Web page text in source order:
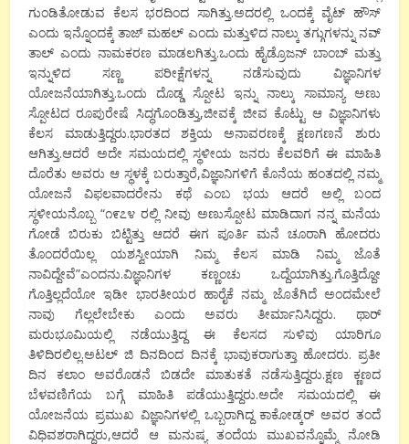
ಗುಂಡಿತೋಡುವ ಕೆಲಸ ಭರದಿಂದ ಸಾಗಿತ್ತು.ಅದರಲ್ಲಿ ಒಂದಕ್ಕೆ ವೈಟ್ ಹೌಸ್
ಎಂದು ಇನ್ನೊಂದಕ್ಕೆ ತಾಜ್ ಮಹಲ್ ಎಂದು ಮತ್ತುಳಿದ ನಾಲ್ಕು ತಗ್ಗುಗಳನ್ನು ನವ್
ತಾಲ್ ಎಂದು ನಾಮಕರಣ ಮಾಡಲಗಿತ್ತು.ಒಂದು ಹೈಡ್ರೊಜನ್ ಬಾಂಬ್ ಮತ್ತು
ಇನ್ನುಳಿದ ಸಣ್ಣ ಪರೀಕ್ಷೆಗಳನ್ನ ನಡೆಸುವುದು ವಿಜ್ಞಾನಿಗಳ
ಯೋಜನೆಯಾಗಿತ್ತು.ಒಂದು ದೊಡ್ಡ ಸ್ಪೋಟ ಇನ್ನು ನಾಲ್ಕು ಸಾಮಾನ್ಯ ಅಣು
ಸ್ಪೋಟದ ರೂಪುರೇಷೆ ಸಿದ್ಧಗೊಂಡಿತ್ತು,ಜೀವಕ್ಕೆ ಜೀವ ಕೊಟ್ಟು ಆ ವಿಜ್ಞಾನಿಗಳು
ಕೆಲಸ ಮಾಡುತ್ತಿದ್ದರು.ಭಾರತದ ಶಕ್ತಿಯ ಅನಾವರಣಕ್ಕೆ ಕ್ಷಣಗಣನೆ ಶುರು
ಆಗಿತ್ತು.ಆದರೆ ಅದೇ ಸಮಯದಲ್ಲಿ ಸ್ಥಳೀಯ ಜನರು ಕೆಲವರಿಗೆ ಈ ಮಾಹಿತಿ
ದೊರೆತು ಅವರು ಆ ಸ್ಥಳಕ್ಕೆ ಬರುತ್ತಾರೆ,ವಿಜ್ಞಾನಿಗಳಿಗೆ ಕೊನೆಯ ಹಂತದಲ್ಲಿ ನಮ್ಮ
ಯೋಜನೆ ವಿಫಲವಾದರೇನು ಕಥೆ ಎಂಬ ಭಯ ಆದರೆ ಅಲ್ಲಿ ಬಂದ
ಸ್ಥಳೀಯನೊಬ್ಬ “೧೯೭೪ ರಲ್ಲಿ ನೀವು ಅಣುಸ್ಪೋಟ ಮಾಡಿದಾಗ ನನ್ನ ಮನೆಯ
ಗೋಡೆ ಬಿರುಕು ಬಿಟ್ಟಿತ್ತು ಆದರೆ ಈಗ ಪೂರ್ತಿ ಮನೆ ಚೂರಾಗಿ ಹೋದರು
ತೊಂದರೆಯಿಲ್ಲ ಯಶಸ್ವೀಯಾಗಿ ನಿಮ್ಮ ಕೆಲಸ ಮಾಡಿ ನಿಮ್ಮ ಜೊತೆ
ನಾವಿದ್ದೇವೆ”ಎಂದನು.ವಿಜ್ಞಾನಿಗಳ ಕಣ್ಣಂಚು ಒದ್ದೆಯಾಗಿತ್ತು.ಗೊತ್ತಿದ್ದೋ
ಗೊತ್ತಿಲ್ಲದೆಯೋ ಇಡೀ ಭಾರತೀಯರ ಹಾರೈಕೆ ನಮ್ಮ ಜೊತೆಗಿದೆ ಅಂದಮೇಲೆ
ನಾವು ಗೆಲ್ಲಲೇಬೇಕು ಎಂದು ಅವರು ತೀರ್ಮಾನಿಸಿದ್ದರು. ಥಾರ್
ಮರುಭೂಮಿಯಲ್ಲಿ ನಡೆಯುತ್ತಿದ್ದ ಈ ಕೆಲಸದ ಸುಳಿವು ಯಾರಿಗೂ
ತಿಳಿದಿರಲಿಲ್ಲ.ಅಟಲ್ ಜಿ ದಿನದಿಂದ ದಿನಕ್ಕೆ ಭಾವುಕರಾಗುತ್ತಾ ಹೋದರು. ಪ್ರತೀ
ದಿನ ಕಲಾಂ ಅವರೊಡನೆ ಬಿಡದೇ ಮಾತುಕತೆ ನಡೆಸುತ್ತಿದ್ದರು.ಕ್ಷಣ ಕ್ಣಣದ
ಬೆಳವಣಿಗೆಯ ಬಗ್ಗೆ ಮಾಹಿತಿ ಪಡೆಯುತ್ತಿದ್ದರು.ಅದೇ ಸಮಯದಲ್ಲಿ ಈ
ಯೋಜನೆಯ ಪ್ರಮುಖ ವಿಜ್ಞಾನಿಗಳಲ್ಲಿ ಒಬ್ಬರಾಗಿದ್ದ ಕಾಕೋಡ್ಕರ್ ಅವರ ತಂದೆ
ವಿಧಿವಶರಾಗಿದ್ದರು,ಆದರೆ ಆ ಮನುಷ್ಯ ತಂದೆಯ ಮುಖವನ್ನೊಮ್ಮೆ ನೋಡಿ